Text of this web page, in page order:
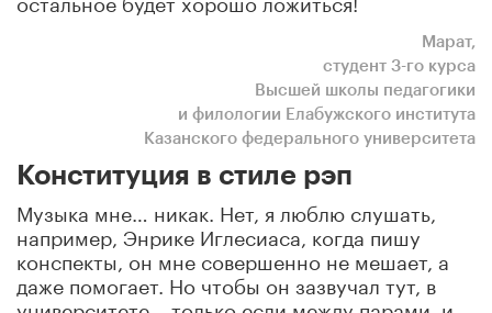
Марат,
студент 3-го курса
Высшей школы педагогики
и филологии Елабужского института
Казанского федерального университета
Конституция в стиле рэп
Музыка мне… никак. Нет, я люблю слушать,
например, Энрике Иглесиаса, когда пишу
конспекты, он мне совершенно не мешает, а
даже помогает. Но чтобы он зазвучал тут, в